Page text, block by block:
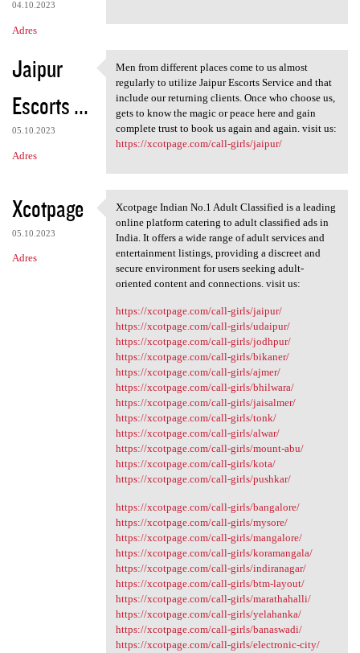
04.10.2023
Adres
Jaipur
Escorts ...
05.10.2023
Adres
Men from different places
Men from different places come to us almost
regularly to utilize Jaipur Escorts Service and that
include our returning clients. Once who choose us,
gets to know the magic or peace here and gain
complete trust to book us again and again. visit us:
https://xcotpage.com/call-girls/jaipur/
Xcotpage
05.10.2023
Adres
Xcotpage Indian No.1 Adult
Xcotpage Indian No.1 Adult Classified is a leading
online platform catering to adult classified ads in
India. It offers a wide range of adult services and
entertainment listings, providing a discreet and
secure environment for users seeking adult-
oriented content and connections. visit us:
https://xcotpage.com/call-girls/jaipur/
https://xcotpage.com/call-girls/udaipur/
https://xcotpage.com/call-girls/jodhpur/
https://xcotpage.com/call-girls/bikaner/
https://xcotpage.com/call-girls/ajmer/
https://xcotpage.com/call-girls/bhilwara/
https://xcotpage.com/call-girls/jaisalmer/
https://xcotpage.com/call-girls/tonk/
https://xcotpage.com/call-girls/alwar/
https://xcotpage.com/call-girls/mount-abu/
https://xcotpage.com/call-girls/kota/
https://xcotpage.com/call-girls/pushkar/
https://xcotpage.com/call-girls/bangalore/
https://xcotpage.com/call-girls/mysore/
https://xcotpage.com/call-girls/mangalore/
https://xcotpage.com/call-girls/koramangala/
https://xcotpage.com/call-girls/indiranagar/
https://xcotpage.com/call-girls/btm-layout/
https://xcotpage.com/call-girls/marathahalli/
https://xcotpage.com/call-girls/yelahanka/
https://xcotpage.com/call-girls/banaswadi/
https://xcotpage.com/call-girls/electronic-city/